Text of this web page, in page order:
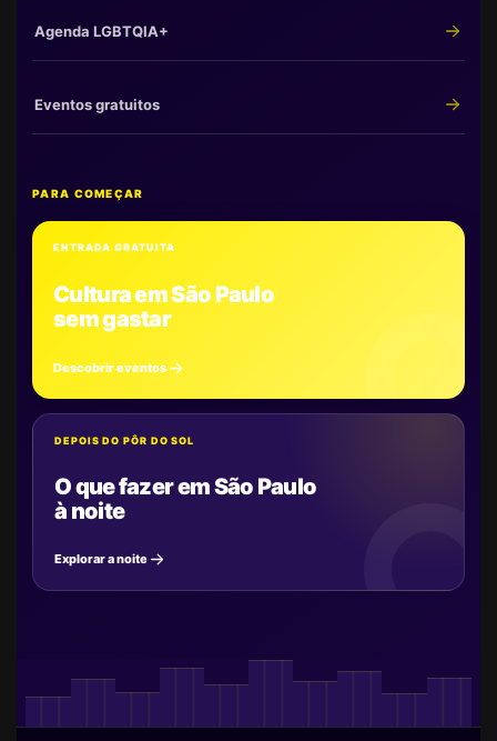
Agenda LGBTQIA+
Eventos gratuitos
PARA COMEÇAR
ENTRADA GRATUITA
Cultura em São Paulo
sem gastar
Descobrir eventos
DEPOIS DO PÔR DO SOL
O que fazer em São Paulo
à noite
Explorar a noite